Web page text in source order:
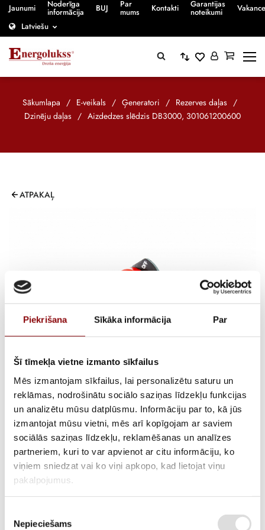
Piekrišana Sīkāka informācija Par
Šī tīmekļa vietne izmanto sīkfailus
Mēs izmantojam sīkfailus, lai personalizētu saturu un
reklāmas, nodrošinātu sociālo saziņas līdzekļu funkcijas
un analizētu mūsu datplūsmu. Informāciju par to, kā jūs
izmantojat mūsu vietni, mēs arī kopīgojam ar saviem
sociālās saziņas līdzekļu, reklamēšanas un analīzes
partneriem, kuri to var apvienot ar citu informāciju, ko
viņiem sniedzat vai ko viņi apkopo, kad lietojat viņu
pakalpojumus.
izvēle
Nepieciešams
Jaunumi Noderīga
informācija BUJ Par
mums Kontakti Garantijas
noteikumi
Latviešu
Sākumlapa / E-veikals / Ģeneratori / Rezerves daļas /
Dzinēju daļas / Aizdedzes slēdzis DB3000, 301061200600
ATPAKAĻ
Aizdedzes slēdzis
DB3000,
301061200600